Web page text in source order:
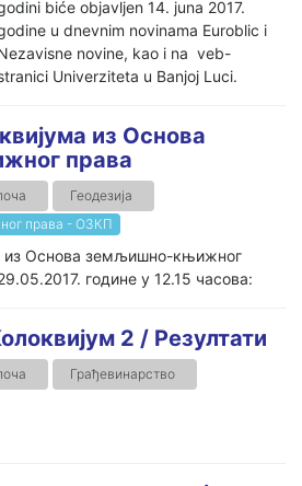
biće objavljen 14. juna 2017.
u dnevnim novinama Euroblic i
novine, kao i na veb-
Univerziteta u Banjoj Luci.
из Основа
права
Геодезија
права - ОЗКП
из Основа земљишно-књижног
године у 12.15 часова:
2 / Резултати
Грађевинарство